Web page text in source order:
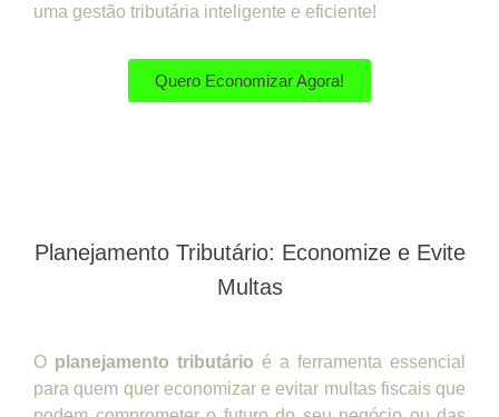
uma gestão tributária inteligente e eficiente!
Quero Economizar Agora!
Planejamento Tributário: Economize e Evite
Multas
O planejamento tributário é a ferramenta essencial
para quem quer economizar e evitar multas fiscais que